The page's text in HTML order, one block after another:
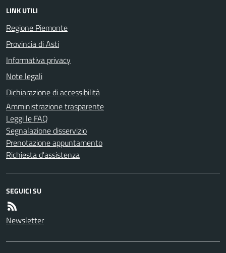
LINK UTILI
Regione Piemonte
Provincia di Asti
Informativa privacy
Note legali
Dichiarazione di accessibilità
Amministrazione trasparente
Leggi le FAQ
Segnalazione disservizio
Prenotazione appuntamento
Richiesta d'assistenza
SEGUICI SU
Newsletter